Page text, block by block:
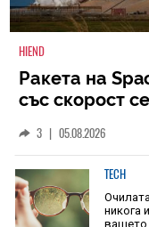
HIEND
Ракета на
със скорост
3 | 05.08.2026
TECH
никога